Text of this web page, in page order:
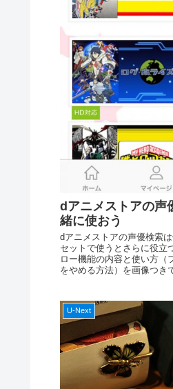
dアニメストアの声
緒に使おう
dアニメストアの声優検索
セットで使うとさらに役立
ロー機能の内容と使い方（
をやめる方法）を画像つき
U-Next